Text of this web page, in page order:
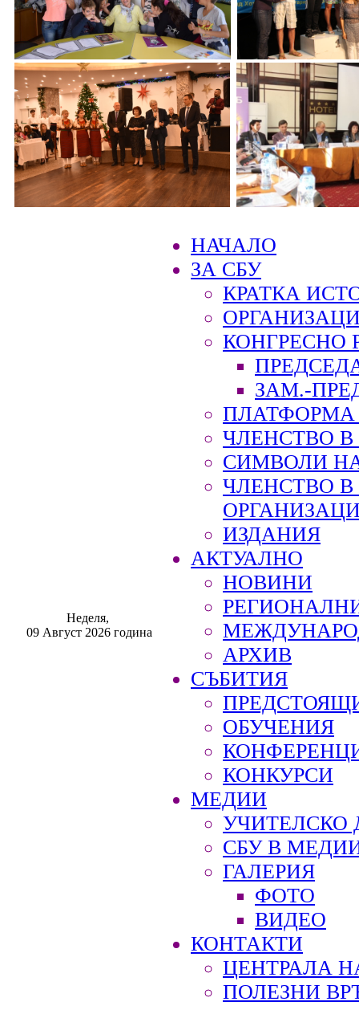
Неделя,
09 Август 2026 година
НАЧАЛО
ЗА СБУ
КРАТКА
КОНГРЕСНО
ЗАМ.-
ПЛАТФОРМА
ЧЛЕНСТВО В
СИМВОЛИ
ЧЛЕНСТВО
ИЗДАНИЯ
АКТУАЛНО
НОВИНИ
АРХИВ
СЪБИТИЯ
ОБУЧЕНИЯ
КОНКУРСИ
МЕДИИ
УЧИТЕЛСКО
СБУ В
ГАЛЕРИЯ
ФОТО
ВИДЕО
КОНТАКТИ
ЦЕНТРАЛА
ПОЛЕЗНИ